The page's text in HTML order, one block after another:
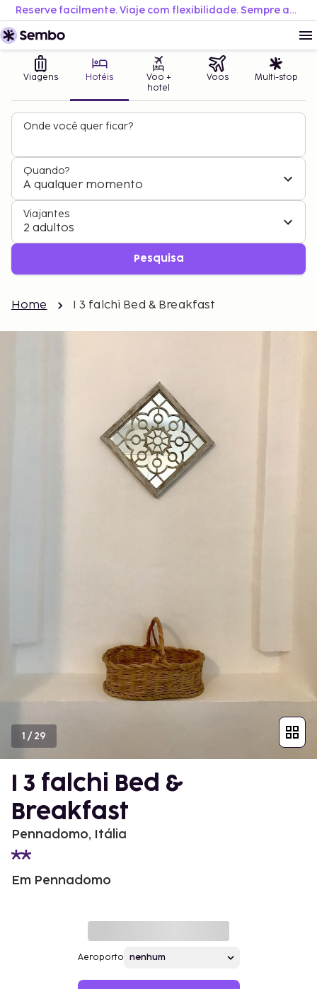
Reserve facilmente. Viaje com flexibilidade. Sempre ao melhor preço.
Viagens Hotéis
Voo +
hotel
Voos Multi-stop
Onde você quer ficar?
Quando?
A qualquer momento
Viajantes
2 adultos
Pesquisa
Home I 3 falchi Bed & Breakfast
1 /29
I 3 falchi Bed &
Breakfast
Pennadomo, Itália
Em Pennadomo
Aeroporto